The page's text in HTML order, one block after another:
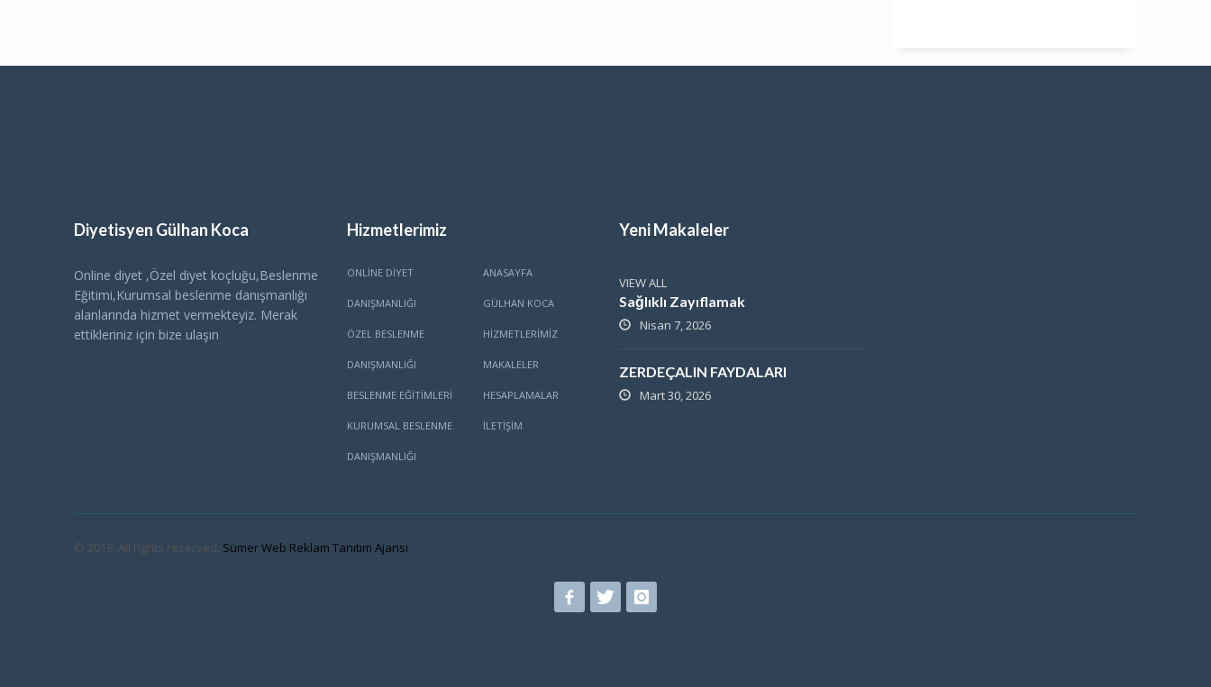
Diyetisyen Gülhan Koca
Online diyet ,Özel diyet koçluğu,Beslenme
Eğitimi,Kurumsal beslenme danışmanlığı
alanlarında hizmet vermekteyiz. Merak
ettikleriniz için bize ulaşın
Hizmetlerimiz
ONLINE DIYET
DANIŞMANLIĞI
ÖZEL BESLENME
DANIŞMANLIĞI
BESLENME EĞITIMLERI
KURUMSAL BESLENME
DANIŞMANLIĞI
ANASAYFA
GÜLHAN KOCA
HİZMETLERİMİZ
MAKALELER
HESAPLAMALAR
İLETİŞİM
Yeni Makaleler
VIEW ALL
Sağlıklı Zayıflamak
Nisan 7, 2026
ZERDEÇALIN FAYDALARI
Mart 30, 2026
© 2019. All rights reserved. Sümer Web Reklam Tanıtım Ajansı.